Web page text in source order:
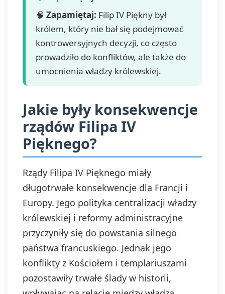
🧠 Zapamiętaj: Filip IV Piękny był
królem, który nie bał się podejmować
kontrowersyjnych decyzji, co często
prowadziło do konfliktów, ale także do
umocnienia władzy królewskiej.
Jakie były konsekwencje
rządów Filipa IV
Pięknego?
Rządy Filipa IV Pięknego miały
długotrwałe konsekwencje dla Francji i
Europy. Jego polityka centralizacji władzy
królewskiej i reformy administracyjne
przyczyniły się do powstania silnego
państwa francuskiego. Jednak jego
konflikty z Kościołem i templariuszami
pozostawiły trwałe ślady w historii,